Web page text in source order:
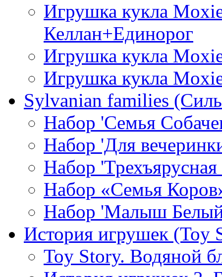
Игрушка кукла
Келлан+Единорог
Игрушка кукла
Игрушка кукла
Sylvanian families
Набор 'Семья
Набор 'Для
Набор 'Трехъярусная
Набор «Семья
Набор 'Малыш
История игрушек (Toy
Toy Story. Водяной